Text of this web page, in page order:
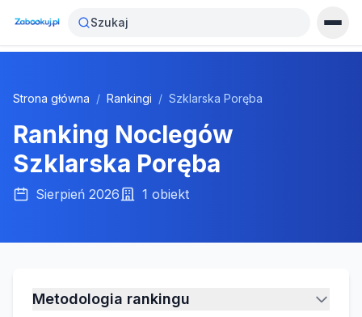
Szukaj
Strona główna / Rankingi / Szklarska Poręba
Ranking Noclegów
Szklarska Poręba
Sierpień 2026 1 obiekt
Metodologia rankingu